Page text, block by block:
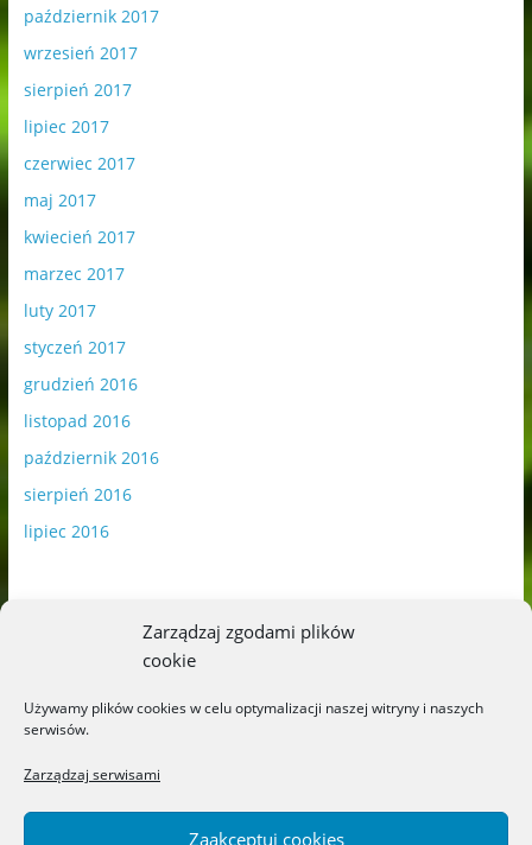
Zarządzaj zgodami plików
cookie
Używamy plików cookies w celu optymalizacji naszej witryny i naszych
serwisów.
Zarządzaj serwisami
Zaakceptuj cookies
październik 2017
wrzesień 2017
sierpień 2017
lipiec 2017
czerwiec 2017
maj 2017
kwiecień 2017
marzec 2017
luty 2017
styczeń 2017
grudzień 2016
listopad 2016
październik 2016
sierpień 2016
lipiec 2016